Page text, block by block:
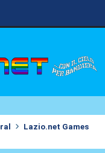
Lazio.net Games